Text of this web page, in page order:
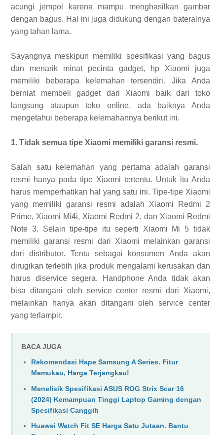
acungi jempol karena mampu menghasilkan gambar
dengan bagus. Hal ini juga didukung dengan baterainya
yang tahan lama.
Sayangnya meskipun memiliki spesifikasi yang bagus
dan menarik minat pecinta gadget, hp Xiaomi juga
memiliki beberapa kelemahan tersendiri. Jika Anda
berniat membeli gadget dari Xiaomi baik dari toko
langsung ataupun toko online, ada baiknya Anda
mengetahui beberapa kelemahannya berikut ini.
1. Tidak semua tipe Xiaomi memiliki garansi resmi.
Salah satu kelemahan yang pertama adalah garansi
resmi hanya pada tipe Xiaomi tertentu. Untuk itu Anda
harus memperhatikan hal yang satu ini. Tipe-tipe Xiaomi
yang memiliki garansi resmi adalah Xiaomi Redmi 2
Prime, Xiaomi Mi4i, Xiaomi Redmi 2, dan Xiaomi Redmi
Note 3. Selain tipe-tipe itu seperti Xiaomi Mi 5 tidak
memiliki garansi resmi dari Xiaomi melainkan garansi
dari distributor. Tentu sebagai konsumen Anda akan
dirugikan terlebih jika produk mengalami kerusakan dan
harus diservice segera. Handphone Anda tidak akan
bisa ditangani oleh service center resmi dari Xiaomi,
melainkan hanya akan ditangani oleh service center
yang terlampir.
BACA JUGA
Rekomendasi Hape Samsung A Series. Fitur
Memukau, Harga Terjangkau!
Menelisik Spesifikasi ASUS ROG Strix Scar 16
(2024) Kemampuan Tinggi Laptop Gaming dengan
Spesifikasi Canggih
Huawei Watch Fit SE Harga Satu Jutaan. Bantu